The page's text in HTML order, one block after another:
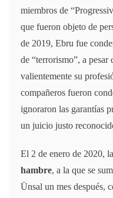
miembros de
que fueron objeto de
de 2019, Ebru fue
de “terrorismo”, a
valientemente su
compañeros fueron
ignoraron las garantías
un juicio justo
El 2 de enero de 2020,
hambre, a la que se
Ünsal un mes después,